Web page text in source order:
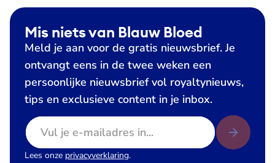
Mis niets van Blauw Bloed
Meld je aan voor de gratis nieuwsbrief. Je
ontvangt eens in de twee weken een
persoonlijke nieuwsbrief vol royaltynieuws,
tips en exclusieve content in je inbox.
E-mailadres
Lees onze privacyverklaring.